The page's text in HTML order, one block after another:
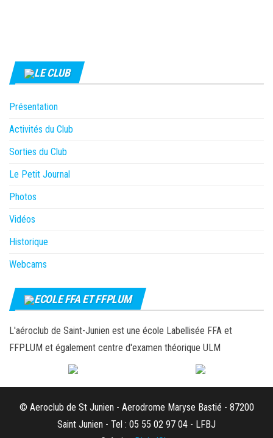
LE CLUB
Présentation
Activités du Club
Sorties du Club
Le Petit Journal
Photos
Vidéos
Historique
Webcams
ECOLE FFA ET FFPLUM
L'aéroclub de Saint-Junien est une école Labellisée FFA et
FFPLUM et également centre d'examen théorique ULM
© Aeroclub de St Junien - Aerodrome Maryse Bastié - 87200
Saint Junien - Tel : 05 55 02 97 04 - LFBJ